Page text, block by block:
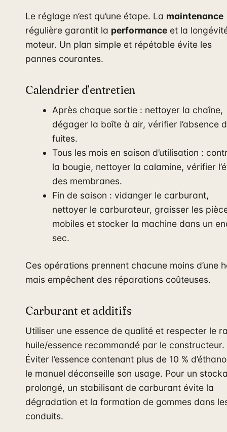
Le réglage n’est qu’une étape. La maintenance
régulière garantit la performance et la
moteur. Un plan simple et répétable évite les
pannes courantes.
Calendrier d’entretien
Après chaque sortie : nettoyer la chaîne,
dégager la boîte à air, vérifier l’absence
fuites.
Tous les mois en saison d’utilisation :
la bougie, nettoyer la calamine, vérifier
des membranes.
Fin de saison : vidanger le carburant,
nettoyer le carburateur, graisser les
mobiles et stocker la machine dans un
sec.
Ces opérations prennent chacune moins d’une
mais empêchent des réparations coûteuses.
Carburant et additifs
Utiliser une essence de qualité et respecter le
huile/essence recommandé par le constructeur.
Éviter l’essence contenant plus de 10 %
le manuel déconseille son usage. Pour un
prolongé, un stabilisant de carburant évite la
dégradation et la formation de gommes dans
conduits.